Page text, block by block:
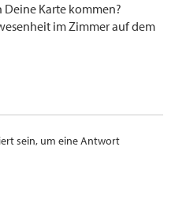
Karte kommen?
im Zimmer auf dem
sein, um eine Antwort